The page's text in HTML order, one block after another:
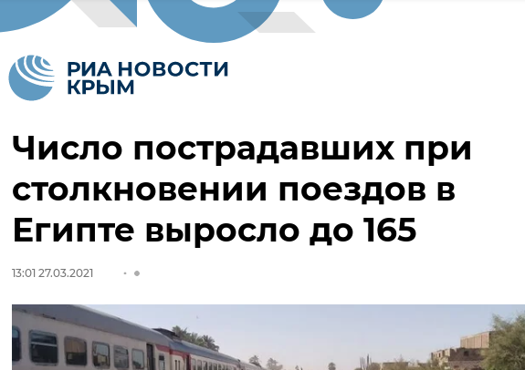
Число пострадавших при
столкновении поездов в
Египте выросло до 165
13:01 27.03.2021